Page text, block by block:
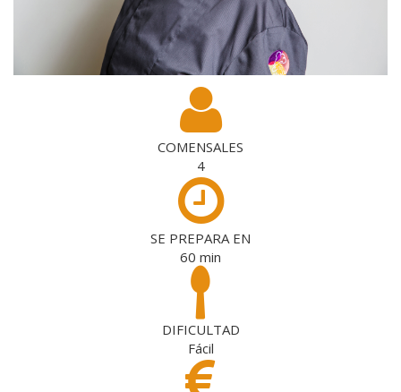
COMENSALES
4
SE PREPARA EN
60 min
DIFICULTAD
Fácil